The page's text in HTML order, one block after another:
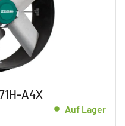
A4X
Auf Lager